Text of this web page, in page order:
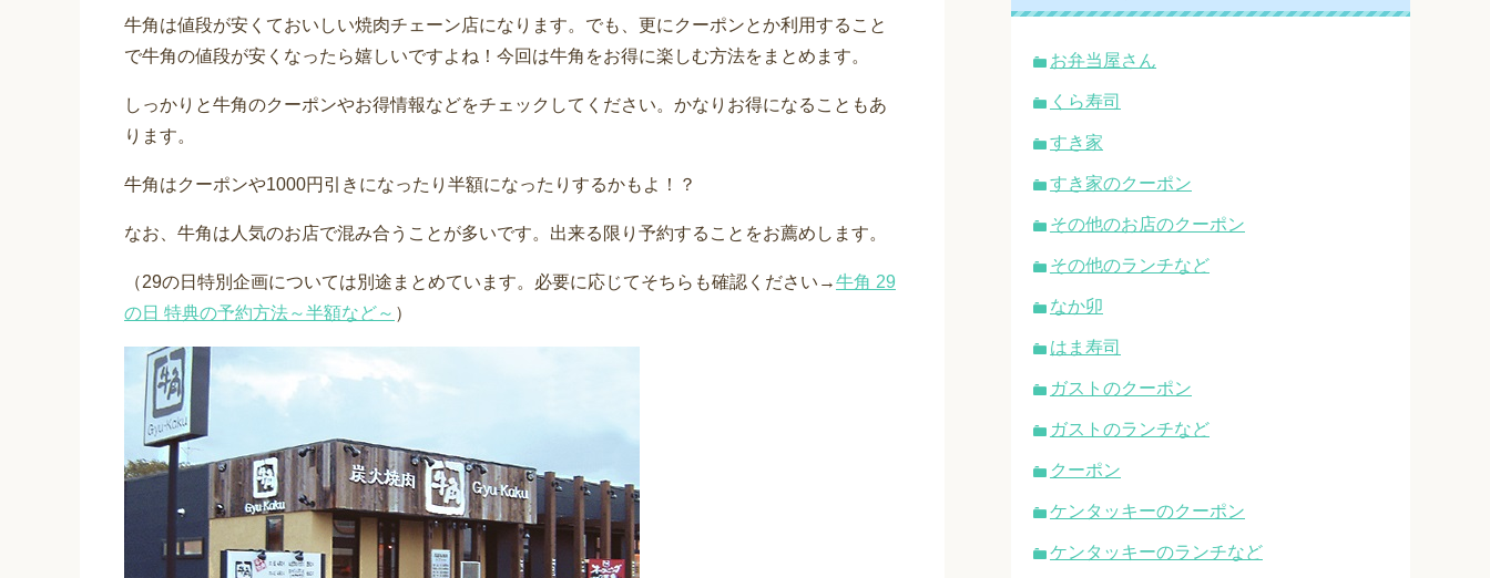
牛角は値段が安くておいしい焼肉チェーン店になります。でも、更にクーポンとか利用すること
で牛角の値段が安くなったら嬉しいですよね！今回は牛角をお得に楽しむ方法をまとめます。
しっかりと牛角のクーポンやお得情報などをチェックしてください。かなりお得になることもあ
ります。
牛角はクーポンや1000円引きになったり半額になったりするかもよ！？
なお、牛角は人気のお店で混み合うことが多いです。出来る限り予約することをお薦めします。
（29の日特別企画については別途まとめています。必要に応じてそちらも確認ください→牛角 29
の日 特典の予約方法～半額など～ ）
お弁当屋さん
くら寿司
すき家
すき家のクーポン
その他のお店のクーポン
その他のランチなど
なか卯
はま寿司
ガストのクーポン
ガストのランチなど
クーポン
ケンタッキーのクーポン
ケンタッキーのランチなど